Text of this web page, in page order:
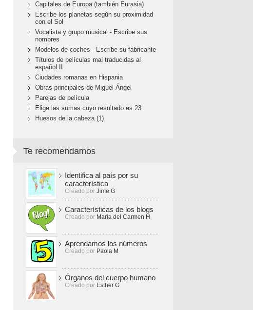
Capitales de Europa (también Eurasia)
Escribe los planetas según su proximidad
con el Sol
Vocalista y grupo musical - Escribe sus
nombres
Modelos de coches - Escribe su fabricante
Títulos de películas mal traducidas al
español II
Ciudades romanas en Hispania
Obras principales de Miguel Ángel
Parejas de película
Elige las sumas cuyo resultado es 23
Huesos de la cabeza (1)
Te recomendamos
Identifica al país por su
característica
Creado por Jime G
Características de los blogs
Creado por Maria del Carmen H
Aprendamos los números
Creado por Paola M
Órganos del cuerpo humano
Creado por Esther G